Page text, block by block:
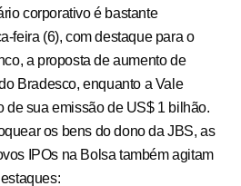
corporativo é bastante
feira (6), com destaque para o
a proposta de aumento de
Bradesco, enquanto a Vale
de sua emissão de US$ 1 bilhão.
os bens do dono da JBS, as
IPOs na Bolsa também agitam